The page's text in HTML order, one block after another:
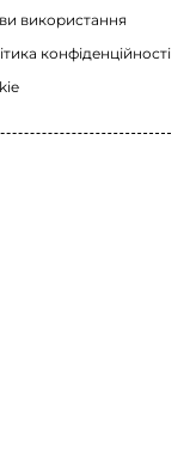
використання
конфіденційності